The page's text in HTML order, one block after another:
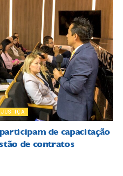
de capacitação
de contratos